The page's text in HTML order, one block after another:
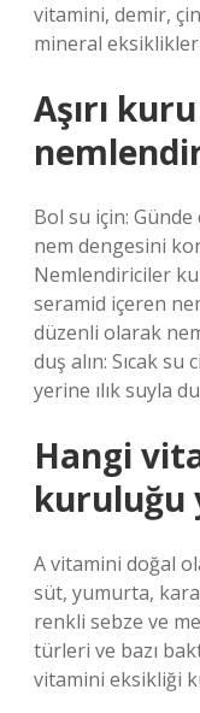
vitamini, demir,
mineral
Aşırı
Bol su için:
nem dengesini
Nemlendiriciler
seramid içeren
düzenli olarak
duş alın: Sıcak
yerine ılık suyla
Hangi
kuruluğu
A vitamini doğal
süt, yumurta,
renkli sebze ve
türleri ve bazı
vitamini eksikliği